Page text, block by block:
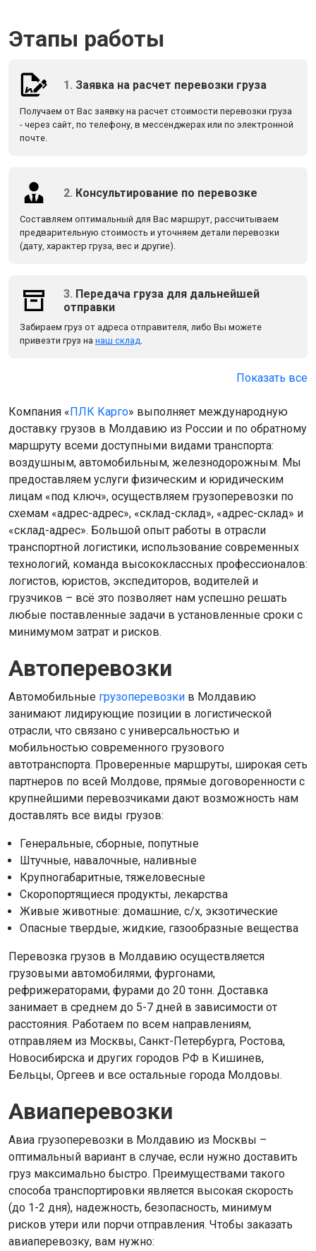
Этапы работы
1. Заявка на расчет перевозки груза
Получаем от Вас заявку на расчет стоимости перевозки груза
- через сайт, по телефону, в мессенджерах или по электронной
почте.
2. Консультирование по перевозке
Составляем оптимальный для Вас маршрут, рассчитываем
предварительную стоимость и уточняем детали перевозки
(дату, характер груза, вес и другие).
3. Передача груза для дальнейшей
отправки
Забираем груз от адреса отправителя, либо Вы можете
привезти груз на наш склад.
Показать все
Компания «ПЛК Карго» выполняет международную
доставку грузов в Молдавию из России и по обратному
маршруту всеми доступными видами транспорта:
воздушным, автомобильным, железнодорожным. Мы
предоставляем услуги физическим и юридическим
лицам «под ключ», осуществляем грузоперевозки по
схемам «адрес-адрес», «склад-склад», «адрес-склад» и
«склад-адрес». Большой опыт работы в отрасли
транспортной логистики, использование современных
технологий, команда высококлассных профессионалов:
логистов, юристов, экспедиторов, водителей и
грузчиков – всё это позволяет нам успешно решать
любые поставленные задачи в установленные сроки с
минимумом затрат и рисков.
Автоперевозки
Автомобильные грузоперевозки в Молдавию
занимают лидирующие позиции в логистической
отрасли, что связано с универсальностью и
мобильностью современного грузового
автотранспорта. Проверенные маршруты, широкая сеть
партнеров по всей Молдове, прямые договоренности с
крупнейшими перевозчиками дают возможность нам
доставлять все виды грузов:
Генеральные, сборные, попутные
Штучные, навалочные, наливные
Крупногабаритные, тяжеловесные
Скоропортящиеся продукты, лекарства
Живые животные: домашние, с/х, экзотические
Опасные твердые, жидкие, газообразные вещества
Перевозка грузов в Молдавию осуществляется
грузовыми автомобилями, фургонами,
рефрижераторами, фурами до 20 тонн. Доставка
занимает в среднем до 5-7 дней в зависимости от
расстояния. Работаем по всем направлениям,
отправляем из Москвы, Санкт-Петербурга, Ростова,
Новосибирска и других городов РФ в Кишинев,
Бельцы, Оргеев и все остальные города Молдовы.
Авиаперевозки
Авиа грузоперевозки в Молдавию из Москвы –
оптимальный вариант в случае, если нужно доставить
груз максимально быстро. Преимуществами такого
способа транспортировки является высокая скорость
(до 1-2 дня), надежность, безопасность, минимум
рисков утери или порчи отправления. Чтобы заказать
авиаперевозку, вам нужно: